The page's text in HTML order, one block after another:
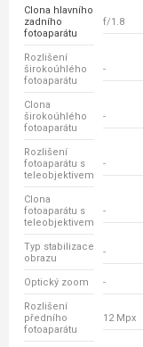
Clona hlavního
zadního
fotoaparátu
f/1.8
Rozlišení
širokoúhlého
fotoaparátu
-
Clona
širokoúhlého
fotoaparátu
-
Rozlišení
fotoaparátu s
teleobjektivem
-
Clona
fotoaparátu s
teleobjektivem
-
Typ stabilizace
obrazu
-
Optický zoom -
Rozlišení
předního
fotoaparátu
12 Mpx